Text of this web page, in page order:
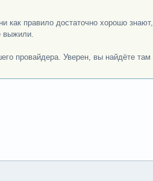
как правило достаточно хорошо знают,
выжили.
провайдера. Уверен, вы найдёте там